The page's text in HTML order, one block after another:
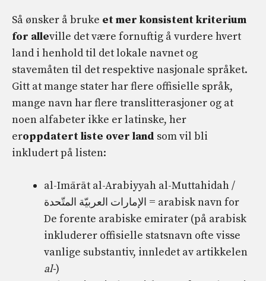
Så ønsker å bruke et mer konsistent kriterium
for alleville det være fornuftig å vurdere hvert
land i henhold til det lokale navnet og
stavemåten til det respektive nasjonale språket.
Gitt at mange stater har flere offisielle språk,
mange navn har flere translitterasjoner og at
noen alfabeter ikke er latinske, her
eroppdatert liste over land som vil bli
inkludert på listen:
al-Imārāt al-Arabiyyah al-Muttahidah /
الإمارات العربيّة المتّحدة‎ = arabisk navn for
De forente arabiske emirater (på arabisk
inkluderer offisielle statsnavn ofte visse
vanlige substantiv, innledet av artikkelen
al-)